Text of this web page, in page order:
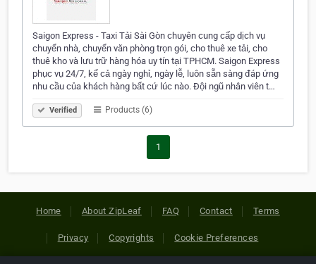
Saigon Express - Taxi Tải Sài Gòn chuyên cung cấp dịch vụ
chuyển nhà, chuyển văn phòng trọn gói, cho thuê xe tải, cho
thuê kho và lưu trữ hàng hóa uy tín tại TPHCM. Saigon Express
phục vụ 24/7, kể cả ngày nghỉ, ngày lễ, luôn sẵn sàng đáp ứng
nhu cầu của khách hàng bất cứ lúc nào. Đội ngũ nhân viên t…
Verified Products (6)
1
Home About ZipLeaf FAQ Contact Terms
Privacy Copyrights Cookie Preferences